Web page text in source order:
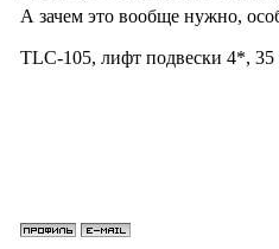
А зачем это вообще нужно,
TLC-105, лифт подвески 4*, 35